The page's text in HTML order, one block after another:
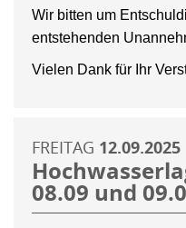
Wir bitten um
entstehenden
Vielen Dank für Ihr
FREITAG 12.09.2025
08.09 und